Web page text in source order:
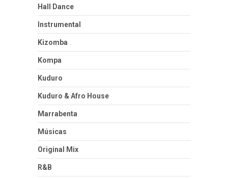
Hall Dance
Instrumental
Kizomba
Kompa
Kuduro
Kuduro & Afro House
Marrabenta
Músicas
Original Mix
R&B